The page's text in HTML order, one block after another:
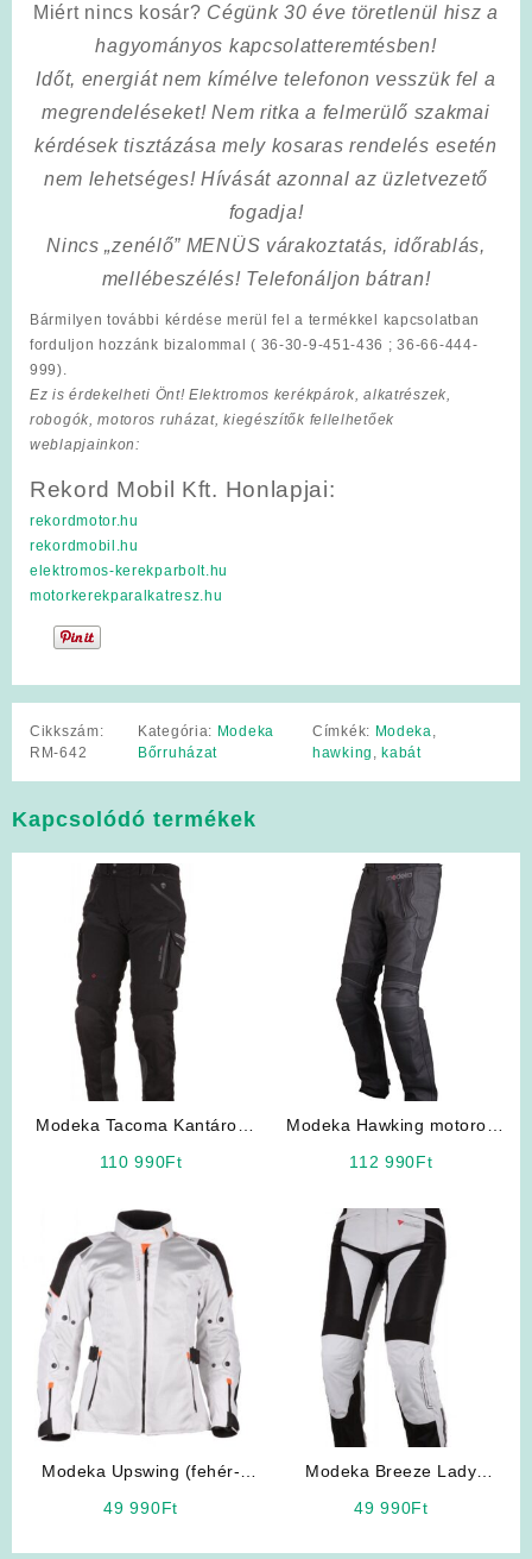
Miért nincs kosár? Cégünk 30 éve töretlenül hisz a
hagyományos kapcsolatteremtésben!
Időt, energiát nem kímélvetelefonon vesszük fel a
megrendeléseket! Nem ritka a felmerülő szakmai
kérdések tisztázása mely kosaras rendelés esetén
nem lehetséges! Hívását azonnal az üzletvezető
fogadja!
Nincs „zenélő” MENÜS várakoztatás, időrablás,
mellébeszélés! Telefonáljon bátran!
Bármilyen további kérdése merül fel a termékkel kapcsolatban
forduljon hozzánk bizalommal ( 36-30-9-451-436 ; 36-66-444-
999).
Ez is érdekelheti Önt! Elektromos kerékpárok, alkatrészek,
robogók, motoros ruházat, kiegészítők fellelhetőek
weblapjainkon:
Rekord Mobil Kft. Honlapjai:
rekordmotor.hu
rekordmobil.hu
elektromos-kerekparbolt.hu
motorkerekparalkatresz.hu
Cikkszám:
RM-642
Kategória: Modeka
Bőrruházat
Címkék: Modeka,
hawking , kabát
Kapcsolódó termékek
Modeka Tacoma Kantáros
110 990Ft
Modeka Hawking motoros
112 990Ft
Modeka Upswing (fehér-
kabát
49 990Ft
Modeka Breeze Lady
49 990Ft